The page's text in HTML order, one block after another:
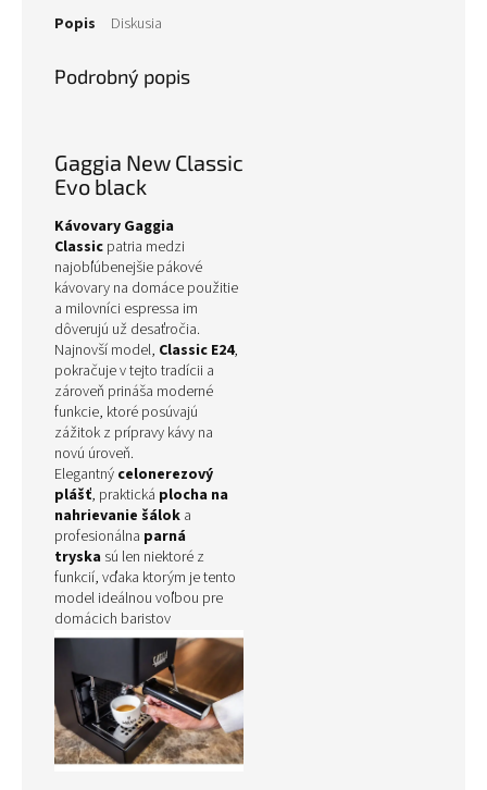
Popis Diskusia
Podrobný popis
Gaggia New Classic
Evo black
Kávovary Gaggia
Classic patria medzi
najobľúbenejšie pákové
kávovary na domáce použitie
a milovníci espressa im
dôverujú už desaťročia.
Najnovší model, Classic E24,
pokračuje v tejto tradícii a
zároveň prináša moderné
funkcie, ktoré posúvajú
zážitok z prípravy kávy na
novú úroveň.
Elegantný celonerezový
plášť, praktická plocha na
nahrievanie šálok a
profesionálna parná
tryska sú len niektoré z
funkcií, vďaka ktorým je tento
model ideálnou voľbou pre
domácich baristov